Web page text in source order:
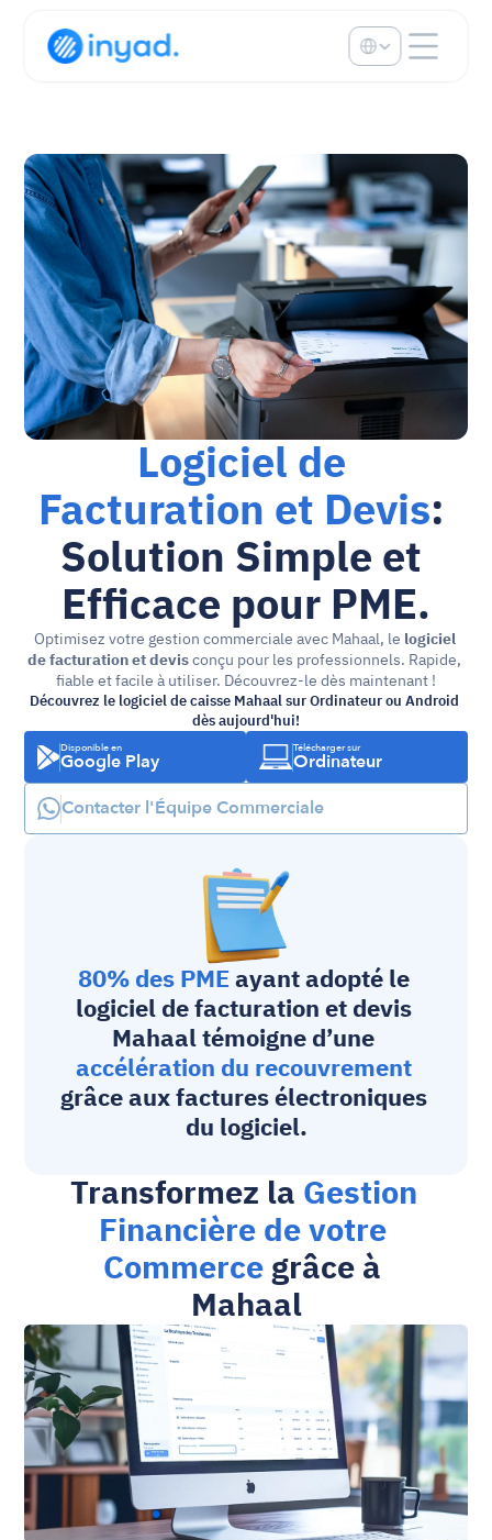
Logiciel de
Facturation et Devis:
Solution Simple et
Efficace pour PME.
Optimisez votre gestion commerciale avec Mahaal, le logiciel
de facturation et devis conçu pour les professionnels. Rapide,
fiable et facile à utiliser. Découvrez-le dès maintenant !
Découvrez le logiciel de caisse Mahaal sur Ordinateur ou Android
dès aujourd'hui!
Disponible en
Google Play
Télécharger sur
Ordinateur
Contacter l'Équipe Commerciale
80% des PME
ayant adopté le
logiciel de facturation et devis
accélération du recouvrement
grâce aux factures électroniques
du logiciel.
Transformez la Gestion
Financière de votre
Commerce grâce à
Mahaal
Select Language